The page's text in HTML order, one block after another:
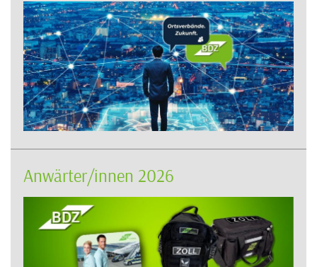
Anwärter/innen 2026